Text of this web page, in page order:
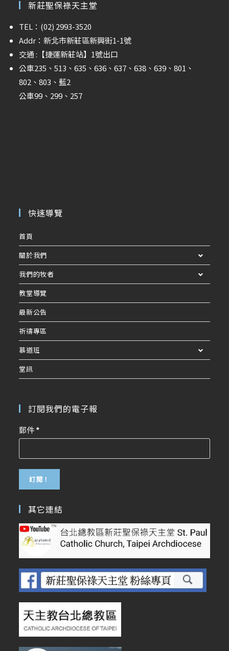
新莊聖保祿天主堂
TEL：(02) 2993-3520
Addr：新北市新莊區新興街1-1號
交通 : 【捷運新莊站】 1號出口
公車235、513、635、636、637、638、639、801、
802、803、藍2
公車99、299、257
快速導覽
首頁
關於我們
我們的牧者
教堂導覽
最新公告
祈禱專區
慕道班
堂訊
訂閱我們的電子報
郵件*
其它連結